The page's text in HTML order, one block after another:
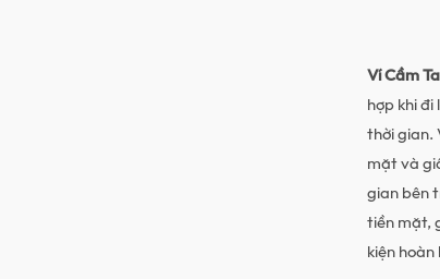
Ví Cầm
hợp khi
thời gian.
mặt và
gian bên
tiền mặt,
kiện